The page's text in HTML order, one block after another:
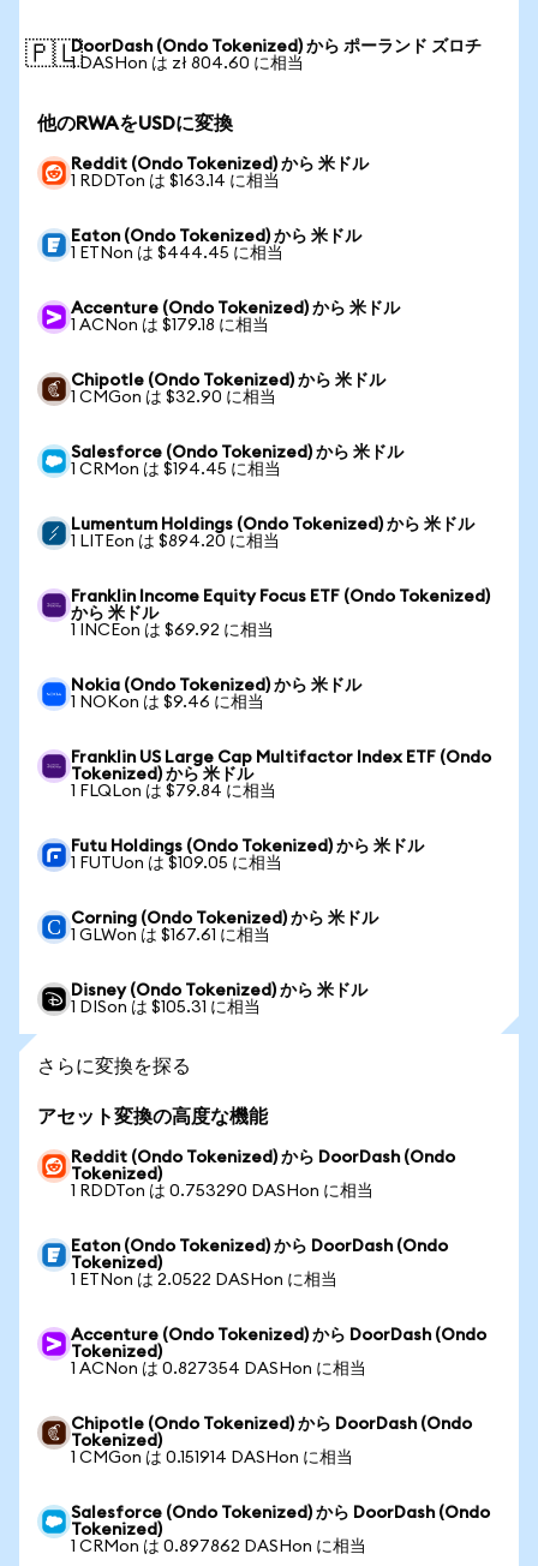
🇵🇱DoorDash (Ondo Tokenized) から ポーランド ズロチ
1 DASHon は zł 804.60 に相当
他のRWAをUSDに変換
Reddit (Ondo Tokenized) から 米ドル
1 RDDTon は $163.14 に相当
Eaton (Ondo Tokenized) から 米ドル
1 ETNon は $444.45 に相当
Accenture (Ondo Tokenized) から 米ドル
1 ACNon は $179.18 に相当
Chipotle (Ondo Tokenized) から 米ドル
1 CMGon は $32.90 に相当
Salesforce (Ondo Tokenized) から 米ドル
1 CRMon は $194.45 に相当
Lumentum Holdings (Ondo Tokenized) から 米ドル
1 LITEon は $894.20 に相当
Franklin Income Equity Focus ETF (Ondo Tokenized)
から 米ドル
1 INCEon は $69.92 に相当
Nokia (Ondo Tokenized) から 米ドル
1 NOKon は $9.46 に相当
Franklin US Large Cap Multifactor Index ETF (Ondo
Tokenized) から 米ドル
1 FLQLon は $79.84 に相当
Futu Holdings (Ondo Tokenized) から 米ドル
1 FUTUon は $109.05 に相当
Corning (Ondo Tokenized) から 米ドル
1 GLWon は $167.61 に相当
Disney (Ondo Tokenized) から 米ドル
1 DISon は $105.31 に相当
さらに変換を探る
アセット変換の高度な機能
Reddit (Ondo Tokenized) から DoorDash (Ondo
Tokenized)
1 RDDTon は 0.753290 DASHon に相当
Eaton (Ondo Tokenized) から DoorDash (Ondo
Tokenized)
1 ETNon は 2.0522 DASHon に相当
Accenture (Ondo Tokenized) から DoorDash (Ondo
Tokenized)
1 ACNon は 0.827354 DASHon に相当
Chipotle (Ondo Tokenized) から DoorDash (Ondo
Tokenized)
1 CMGon は 0.151914 DASHon に相当
Salesforce (Ondo Tokenized) から DoorDash (Ondo
Tokenized)
1 CRMon は 0.897862 DASHon に相当